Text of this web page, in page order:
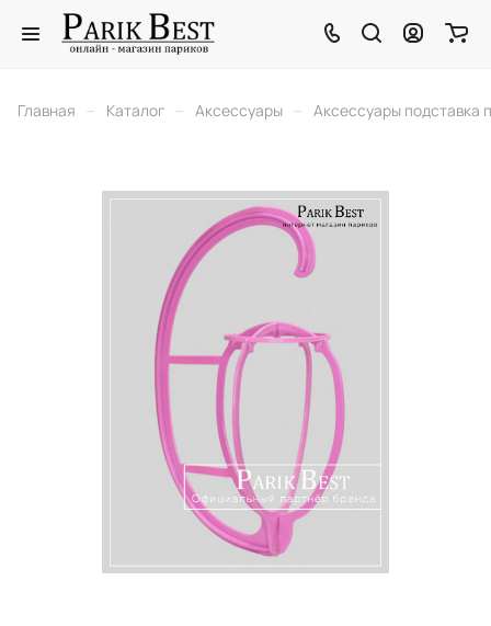
Главная – Каталог – Аксессуары – Аксессуары